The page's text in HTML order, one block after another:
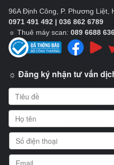
96A Định Công, P. Phương Liệt,
0971 491 492 | 036 862 6789
☼ Thuê máy scan: 089 6688
☼ Đăng ký nhận tư vấn